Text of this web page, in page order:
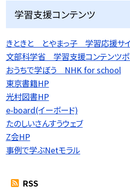
学習支援コンテンツ
きときと とやまっ子 学習応援サ
文部科学省 学習支援コンテンツポ
おうちで学ぼう NHK for school
東京書籍HP
光村図書HP
e-board(イーボード)
たのしいさんすうウェブ
Z会HP
事例で学ぶNetモラル
RSS